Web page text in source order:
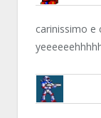
NN81
carinissimo e
BRUNOB